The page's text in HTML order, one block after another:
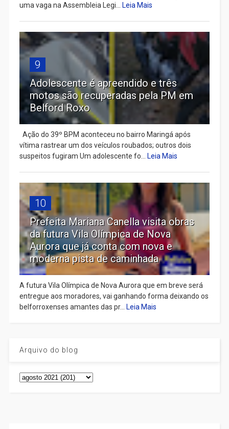
uma vaga na Assembleia Legi... Leia Mais
9
Adolescente é apreendido e três
motos são recuperadas pela PM em
Belford Roxo
Ação do 39º BPM aconteceu no bairro Maringá após
vítima rastrear um dos veículos roubados; outros dois
suspeitos fugiram Um adolescente fo... Leia Mais
10
Prefeita Mariana Canella visita obras
da futura Vila Olímpica de Nova
Aurora que já conta com nova e
moderna pista de caminhada
A futura Vila Olímpica de Nova Aurora que em breve será
entregue aos moradores, vai ganhando forma deixando os
belforroxenses amantes das pr... Leia Mais
Arquivo do blog